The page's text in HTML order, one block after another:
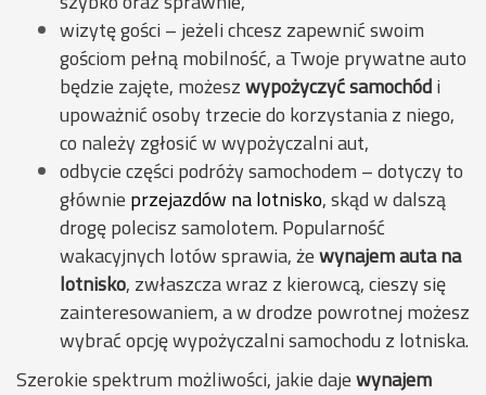
wizytę gości – jeżeli chcesz zapewnić swoim
gościom pełną mobilność, a Twoje prywatne auto
będzie zajęte, możeszwypożyczyć samochódi
upoważnić osoby trzecie do korzystania z niego,
co należy zgłosić w wypożyczalni aut,
odbycie części podróży samochodem – dotyczy to
głównie przejazdów na lotnisko, skąd w dalszą
drogę polecisz samolotem. Popularność
wakacyjnych lotów sprawia, żewynajem auta na
lotnisko, zwłaszcza wraz z kierowcą, cieszy się
zainteresowaniem, a w drodze powrotnej możesz
wybrać opcję wypożyczalni samochodu z lotniska.
Szerokie spektrum możliwości, jakie dajewynajem